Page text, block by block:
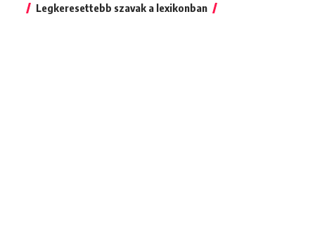
Legkeresettebb szavak a lexikonban